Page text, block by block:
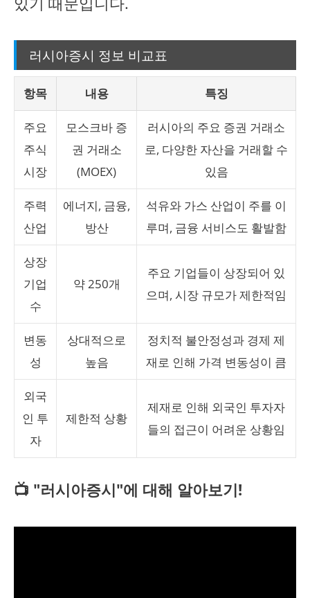
러시아증시 정보 비교표
항목 내용 특징
주요
주식
시장
모스크바 증
권 거래소
(MOEX)
러시아의 주요 증권 거래소
로, 다양한 자산을 거래할 수
있음
주력
산업
에너지, 금융,
방산
석유와 가스 산업이 주를 이
루며, 금융 서비스도 활발함
상장
기업
수
약 250개
주요 기업들이 상장되어 있
으며, 시장 규모가 제한적임
변동
성
상대적으로
높음
정치적 불안정성과 경제 제
재로 인해 가격 변동성이 큼
외국
인 투
자
제한적 상황
제재로 인해 외국인 투자자
들의 접근이 어려운 상황임
📺 "러시아증시"에 대해 알아보기!